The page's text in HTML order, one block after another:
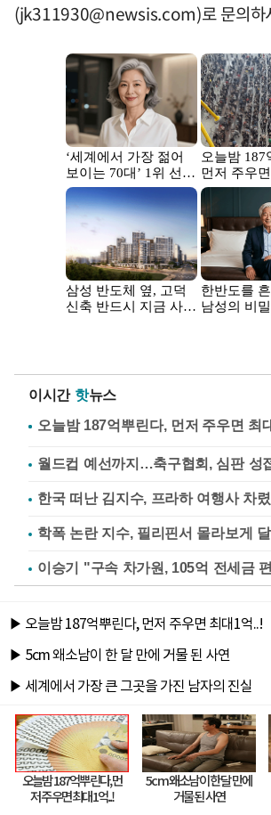
(jk311930@newsis.com)로 문의하
이시간 핫뉴스
월드컵 예선까지…축구협회, 심판 성
한국 떠난 김지수, 프라하 여행사 차
학폭 논란 지수, 필리핀서 몰라보게
이승기 "구속 차가원, 105억 전세금